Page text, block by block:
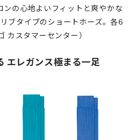
の心地よいフィットと爽やかな
ブタイプのショートホーズ。各6
カスタマーセンター）
エレガンス極まる一足